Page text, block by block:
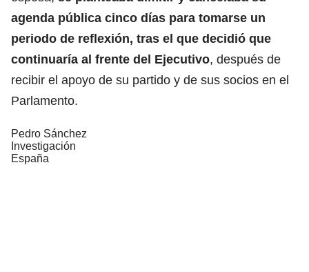
agenda pública cinco días para tomarse un
periodo de reflexión, tras el que decidió que
continuaría al frente del Ejecutivo, después de
recibir el apoyo de su partido y de sus socios en el
Parlamento.
Pedro Sánchez
Investigación
España